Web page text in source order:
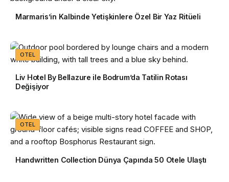
Marmaris’in Kalbinde Yetişkinlere Özel Bir Yaz Ritüeli
OTEL
Liv Hotel By Bellazure ile Bodrum’da Tatilin Rotası
Değişiyor
OTEL
Handwritten Collection Dünya Çapında 50 Otele Ulaştı